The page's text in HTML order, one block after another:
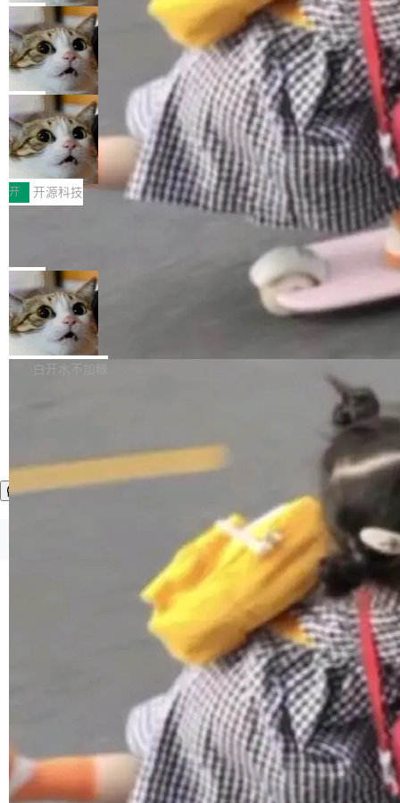
工具升级为企业的质量基础设施。 CIO面对的新
现实 过去两年，CIO们的焦虑清单上多了两项：
一是如何让大模型和智能体应用安全地从PoC走
向生产，二是如何让测试团队跟得上AI应用...
章从一个简单的例子切入。一个网站的深色主题
设置，如果用布尔值 + 可空字段来表示——bool
ean 表示是否可切换，nullable 的默认模式、浅
色方案、深色方案——会产生大量无意义的组
合。方案缺了、配置冲突了、全 null 了。要知道
哪些组合有效，作者说，你得靠"文档、校验、或
者部落知识"。 换个写法。Rust 的 enum，两个
变体：Switchable...
S。如果你只看官方博客，你会觉得这是又一
个"AI 知识库 + 聊天机器人"——每个大厂都在
做，没什么新鲜的。 但 Kenton Varda 在 Twitte
r 上把事情说清楚了： 今天我们发布了 Cloudfla
re OS，一个带连接器的聊天机器人，跟其他所
有科技公司做的一样。只不过，实际上它不一
样。这是 Sandstorm.io 的重制版，我十年前的
那个创业公司。不同的是，这次它构建在 Cloudf
lare Workers 上——我花了九年时间搭建的平台
——并且深度集成了 AI。这基本上是我十年秘密
局
Deno 团队开源 Celld，可自托管的分
布式 Durable Objects
Ryan Dahl 领导的 Deno 团队推出了最新开源项
目 Celld，一个能在自己机器上运行 Cloudflare
Workers 和 Durable Objects 的守护进程。 设
计思路很直接：每个对象是一个独立的 SQLite
数据库，按名称寻址，复制到你自己的 S3 兼容
存储库里。节点之间只通过这个存储库协调——
没有控制平面，没有共识协议。每个对象自带一
个小型数据库，应用天然按分片构建，单个数据
库的竞争和爆炸半径问题在设计层面就被消除
了。 闲置的 cell 会休眠到几乎不占资源。当 cel
l 迁移或唤醒时，新宿主从 S3 恢复 SQLite 数据
库继续执行。存储库是持久化的唯一真相...
局
鲁大师7月新机性能/流畅/AI榜：vivo夺
性能、流畅双第一，三星Galaxy Z系列
新折叠缺席
2026年7月的手机市场，由于存储等硬件成本暴
增，手机厂商的日子也不好过啊，新机速度明显
放缓，因此硝烟味淡了许多。新机参数规格除开
高价的三星折叠（三星Galaxy Z Fold8 Ultra / Z
Fold8 / Z Flip8）外，其余要么是中低端机器，
例如iQOO Z11i、REDMI Note 17、REDMI No
te 17 Pro、OPPO K15，要么是vivo X300 E这
样的次旗舰。 Galaxy Z Fold8 Ultra / Z Fold8 /
Z Flip8三款折叠屏新机均在7月22日发布，且全
部搭载骁龙8 Elite Gen5 for Galaxy，它们本该
开 开源科技
Zed 编辑器团队发布了新项目——DeltaDB，一
个在 git commit 之间记录每一次编辑操作的版
本控制系统。目前处于 Early Access 阶段。 De
ltaDB 的核心思路直接写在 landing page 最显
眼的位置：「Software is made between com
mits」——软件是在 commit 之间写出来的。git
是把这段空隙补上。 回退到任何一次编辑：Delt
aDB 捕获 commit 之间的每一次操作，...
局
SpaceXAI 单季资本开支达 183 亿美元
根据风险投资人Tomer Tunguz 博客（VC 分
析）披露的最新分析与第二季度业绩报告，Spac
微软同期总资本开支的四成。 与亚马逊、Alpha
bet、微软以及 Meta 等传统科技巨头相比，Spa
ceXAI的资金消耗速度尤为引人瞩目。然而，支
撑庞大支出的资金来源却呈现出截然不同的面
貌。数据显示，微软和 Meta 主要依托充沛的经
营现金流来覆盖资本开支，其资本支出覆盖率分
别达到155% 和106%;而SpaceXAI的经营现金
流仅能覆盖资本开支的12...
白开水不加糖
©OSCHINA(OSChina.NET) 京ICP备2025119063号